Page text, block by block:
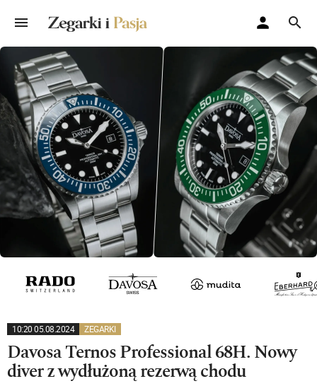
10:20 05.08.2024 ZEGARKI
Davosa Ternos Professional 68H. Nowy
diver z wydłużoną rezerwą chodu